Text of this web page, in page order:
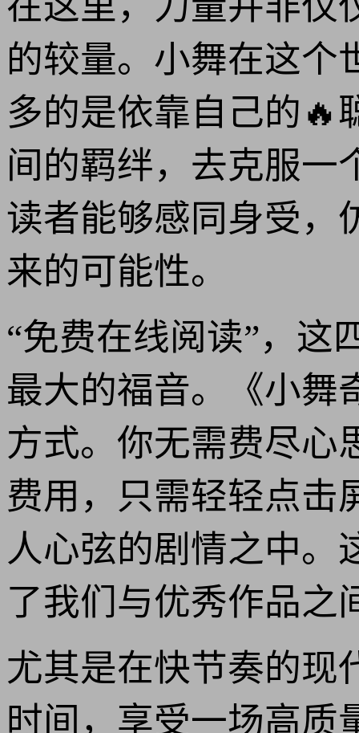
的较量。小舞在这个
多的是依靠自己的🔥
间的羁绊，去克服一
读者能够感同身受，
来的可能性。
“免费在线阅读”，这
最大的福音。《小舞
方式。你无需费尽心
费用，只需轻轻点击
人心弦的剧情之中。
了我们与优秀作品之
尤其是在快节奏的现
时间，享受一场高质